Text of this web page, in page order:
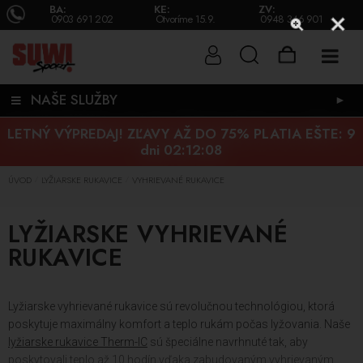
BA:
0903 691 202
KE:
Otvoríme 15.9.
ZV:
0948 346 901
NAŠE SLUŽBY ►
LETNÝ VÝPREDAJ! ZĽAVY AŽ DO 75% PLATIA EŠTE: 9
dni 02:12:08
ÚVOD LYŽIARSKE RUKAVICE VYHRIEVANÉ RUKAVICE
LYŽIARSKE VYHRIEVANÉ
RUKAVICE
Lyžiarske vyhrievané rukavice sú revolučnou technológiou, ktorá
poskytuje maximálny komfort a teplo rukám počas lyžovania. Naše
lyžiarske rukavice Therm-IC sú špeciálne navrhnuté tak, aby
poskytovali teplo až 10 hodín vďaka zabudovaným vyhrievaným